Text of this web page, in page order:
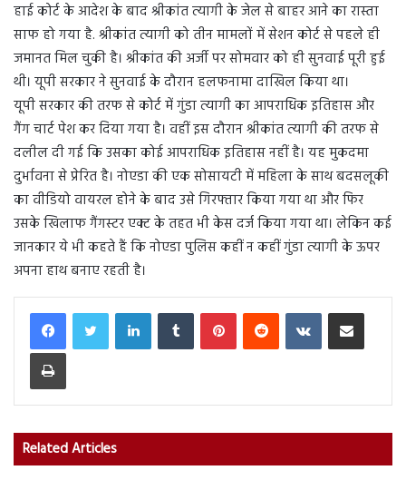
हाई कोर्ट के आदेश के बाद श्रीकांत त्यागी के जेल से बाहर आने का रास्ता
साफ हो गया है. श्रीकांत त्यागी को तीन मामलों में सेशन कोर्ट से पहले ही
जमानत मिल चुकी है। श्रीकांत की अर्जी पर सोमवार को ही सुनवाई पूरी हुई
थी। यूपी सरकार ने सुनवाई के दौरान हलफनामा दाखिल किया था।
यूपी सरकार की तरफ से कोर्ट में गुंडा त्यागी का आपराधिक इतिहास और
गैंग चार्ट पेश कर दिया गया है। वहीं इस दौरान श्रीकांत त्यागी की तरफ से
दलील दी गई कि उसका कोई आपराधिक इतिहास नहीं है। यह मुकदमा
दुर्भावना से प्रेरित है। नोएडा की एक सोसायटी में महिला के साथ बदसलूकी
का वीडियो वायरल होने के बाद उसे गिरफ्तार किया गया था और फिर
उसके खिलाफ गैंगस्टर एक्ट के तहत भी केस दर्ज किया गया था। लेकिन कई
जानकार ये भी कहते हैं कि नोएडा पुलिस कहीं न कहीं गुंडा त्यागी के ऊपर
अपना हाथ बनाए रहती है।
LinkedInTumblr PinterestReddit VKontakteShare via Email
Print
Related Articles